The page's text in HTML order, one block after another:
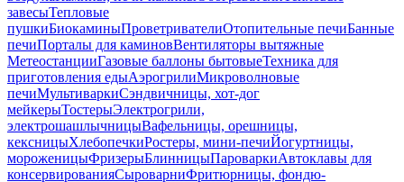
завесыТепловые
пушкиБиокаминыПроветривателиОтопительные печиБанные
печиПорталы для каминовВентиляторы вытяжные
МетеостанцииГазовые баллоны бытовыеТехника для
приготовления едыАэрогрилиМикроволновые
печиМультиваркиСэндвичницы, хот-дог
мейкерыТостерыЭлектрогрили,
электрошашлычницыВафельницы, орешницы,
кексницыХлебопечкиРостеры, мини-печиЙогуртницы,
мороженицыФризерыБлинницыПароваркиАвтоклавы для
консервированияСыроварниФритюрницы, фондю-